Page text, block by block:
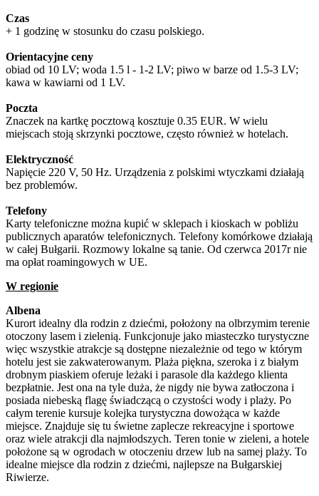
Czas
+ 1 godzinę w stosunku do czasu polskiego.
Orientacyjne ceny
obiad od 10 LV; woda 1.5 l - 1-2 LV; piwo w barze od 1.5-3 LV;
kawa w kawiarni od 1 LV.
Poczta
Znaczek na kartkę pocztową kosztuje 0.35 EUR. W wielu
miejscach stoją skrzynki pocztowe, często również w hotelach.
Elektryczność
Napięcie 220 V, 50 Hz. Urządzenia z polskimi wtyczkami działają
bez problemów.
Telefony
Karty telefoniczne można kupić w sklepach i kioskach w pobliżu
publicznych aparatów telefonicznych. Telefony komórkowe działają
w całej Bułgarii. Rozmowy lokalne są tanie. Od czerwca 2017r nie
ma opłat roamingowych w UE.
W regionie
Albena
Kurort idealny dla rodzin z dziećmi, położony na olbrzymim terenie
otoczony lasem i zielenią. Funkcjonuje jako miasteczko turystyczne
więc wszystkie atrakcje są dostępne niezależnie od tego w którym
hotelu jest sie zakwaterowanym. Plaża piękna, szeroka i z białym
drobnym piaskiem oferuje leżaki i parasole dla każdego klienta
bezpłatnie. Jest ona na tyle duża, że nigdy nie bywa zatłoczona i
posiada niebeską flagę świadczącą o czystości wody i plaży. Po
całym terenie kursuje kolejka turystyczna dowożąca w każde
miejsce. Znajduje się tu świetne zaplecze rekreacyjne i sportowe
oraz wiele atrakcji dla najmłodszych. Teren tonie w zieleni, a hotele
położone są w ogrodach w otoczeniu drzew lub na samej plaży. To
idealne miejsce dla rodzin z dziećmi, najlepsze na Bułgarskiej
Riwierze.